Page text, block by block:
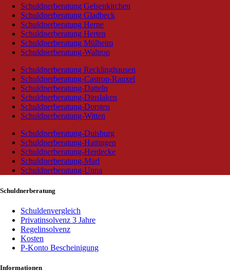
Schuldnerberatung Gelsenkirchen
Schuldnerberatung Gladbeck
Schuldnerberatung Herne
Schuldnerberatung Herten
Schuldnerberatung Mülheim
Schuldnerberatung-Waltrop
Schuldnerberatung Recklinghausen
Schuldnerberatung-Castrop-Rauxel
Schuldnerberatung-Datteln
Schuldnerberatung-Dinslaken
Schuldnerberatung-Dorsten
Schuldnerberatung-Witten
Schuldnerberatung-Duisburg
Schuldnerberatung-Hattingen
Schuldnerberatung-Herdecke
Schuldnerberatung-Marl
Schuldnerberatung-Unna
Schuldnerberatung
Schuldenvergleich
Privatinsolvenz 3 Jahre
Regelinsolvenz
Kosten
P-Konto Bescheinigung
Informationen